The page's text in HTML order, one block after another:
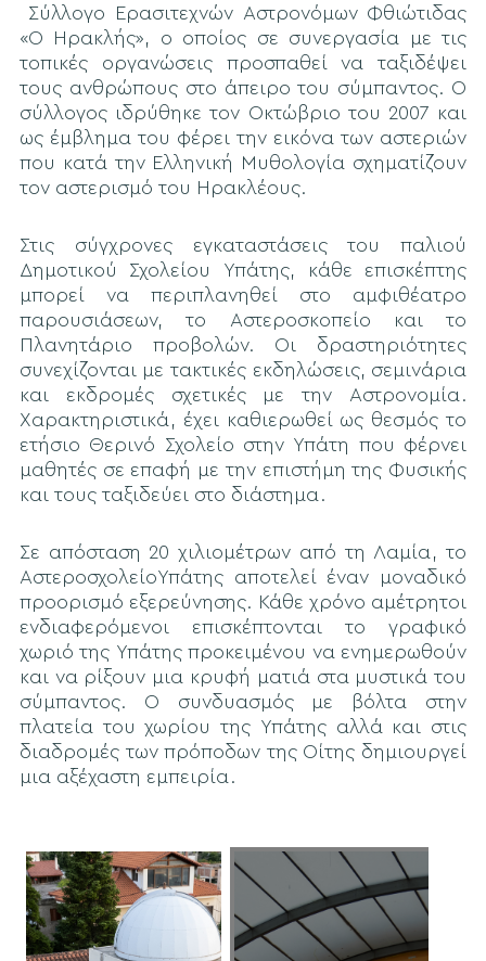
Σύλλογο Ερασιτεχνών Αστρονόμων Φθιώτιδας
«Ο Ηρακλής», ο οποίος σε συνεργασία με τις
τοπικές οργανώσεις προσπαθεί να ταξιδέψει
τους ανθρώπους στο άπειρο του σύμπαντος. Ο
σύλλογος ιδρύθηκε τον Οκτώβριο του 2007 και
ως έμβλημα του φέρει την εικόνα των αστεριών
που κατά την Ελληνική Μυθολογία σχηματίζουν
τον αστερισμό του Ηρακλέους.
Στις σύγχρονες εγκαταστάσεις του παλιού
Δημοτικού Σχολείου Υπάτης, κάθε επισκέπτης
μπορεί να περιπλανηθεί στο αμφιθέατρο
παρουσιάσεων, το Αστεροσκοπείο και το
Πλανητάριο προβολών. Οι δραστηριότητες
συνεχίζονται με τακτικές εκδηλώσεις, σεμινάρια
και εκδρομές σχετικές με την Αστρονομία.
Χαρακτηριστικά, έχει καθιερωθεί ως θεσμός το
ετήσιο Θερινό Σχολείο στην Υπάτη που φέρνει
μαθητές σε επαφή με την επιστήμη της Φυσικής
και τους ταξιδεύει στο διάστημα.
Σε απόσταση 20 χιλιομέτρων από τη Λαμία, το
ΑστεροσχολείοΥπάτης αποτελεί έναν μοναδικό
προορισμό εξερεύνησης. Κάθε χρόνο αμέτρητοι
ενδιαφερόμενοι επισκέπτονται το γραφικό
χωριό της Υπάτης προκειμένου να ενημερωθούν
και να ρίξουν μια κρυφή ματιά στα μυστικά του
σύμπαντος. Ο συνδυασμός με βόλτα στην
πλατεία του χωρίου της Υπάτης αλλά και στις
διαδρομές των πρόποδων της Οίτης δημιουργεί
μια αξέχαστη εμπειρία.